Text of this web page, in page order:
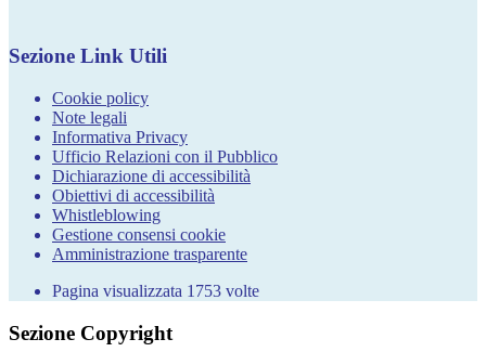
Sezione Link Utili
Cookie policy
Note legali
Informativa Privacy
Ufficio Relazioni con il Pubblico
Dichiarazione di accessibilità
Obiettivi di accessibilità
Whistleblowing
Gestione consensi cookie
Amministrazione trasparente
Pagina visualizzata 1753 volte
Sezione Copyright